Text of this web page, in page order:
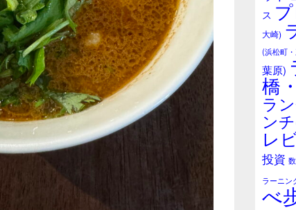
ス
大崎)
(浜松町
葉原)
橋
ラ
ン
レ
投資
ラーニン
べ